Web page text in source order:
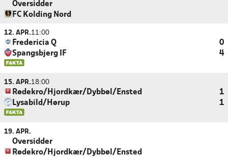
Oversidder
FC Kolding Nord
12. APR.11:00
Fredericia Q
0
Spangsbjerg IF
4
15. APR.18:00
Rødekro/Hjordkær/Dybbøl/Ensted
1
Lysabild/Hørup
1
19. APR.
Oversidder
Rødekro/Hjordkær/Dybbøl/Ensted